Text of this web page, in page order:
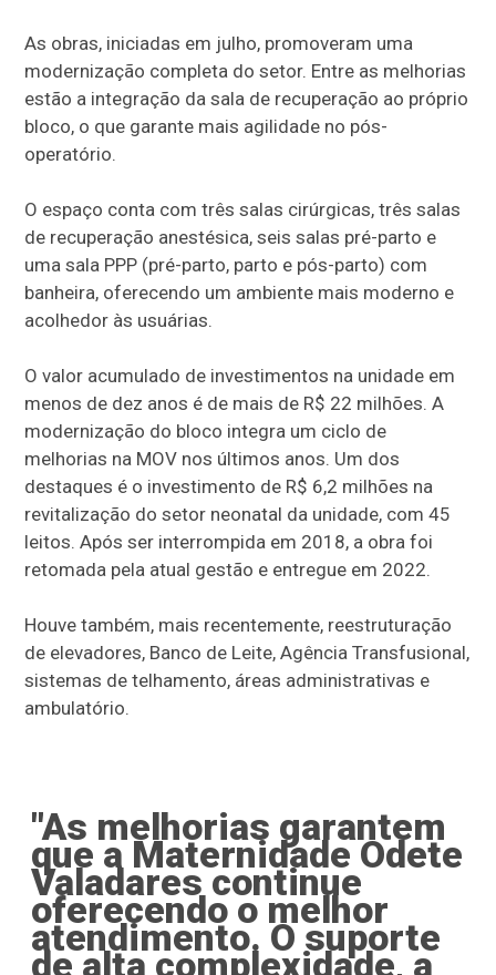
As obras, iniciadas em julho, promoveram uma
modernização completa do setor. Entre as melhorias
estão a integração da sala de recuperação ao próprio
bloco, o que garante mais agilidade no pós-
operatório.
O espaço conta com três salas cirúrgicas, três salas
de recuperação anestésica, seis salas pré-parto e
uma sala PPP (pré-parto, parto e pós-parto) com
banheira, oferecendo um ambiente mais moderno e
acolhedor às usuárias.
O valor acumulado de investimentos na unidade em
menos de dez anos é de mais de R$ 22 milhões. A
modernização do bloco integra um ciclo de
melhorias na MOV nos últimos anos. Um dos
destaques é o investimento de R$ 6,2 milhões na
revitalização do setor neonatal da unidade, com 45
leitos. Após ser interrompida em 2018, a obra foi
retomada pela atual gestão e entregue em 2022.
Houve também, mais recentemente, reestruturação
de elevadores, Banco de Leite, Agência Transfusional,
sistemas de telhamento, áreas administrativas e
ambulatório.
"As melhorias garantem
que a Maternidade Odete
Valadares continue
oferecendo o melhor
atendimento. O suporte
de alta complexidade, a